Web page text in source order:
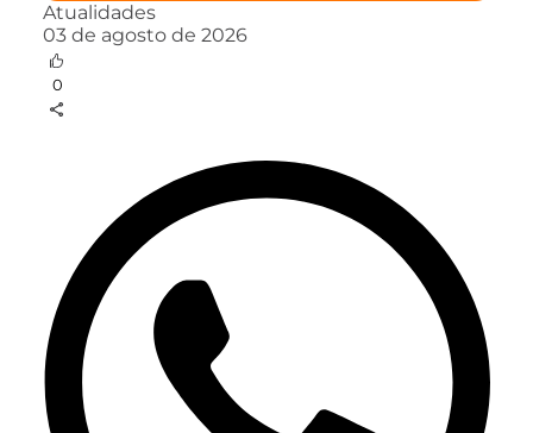
Atualidades
03 de agosto de 2026
0